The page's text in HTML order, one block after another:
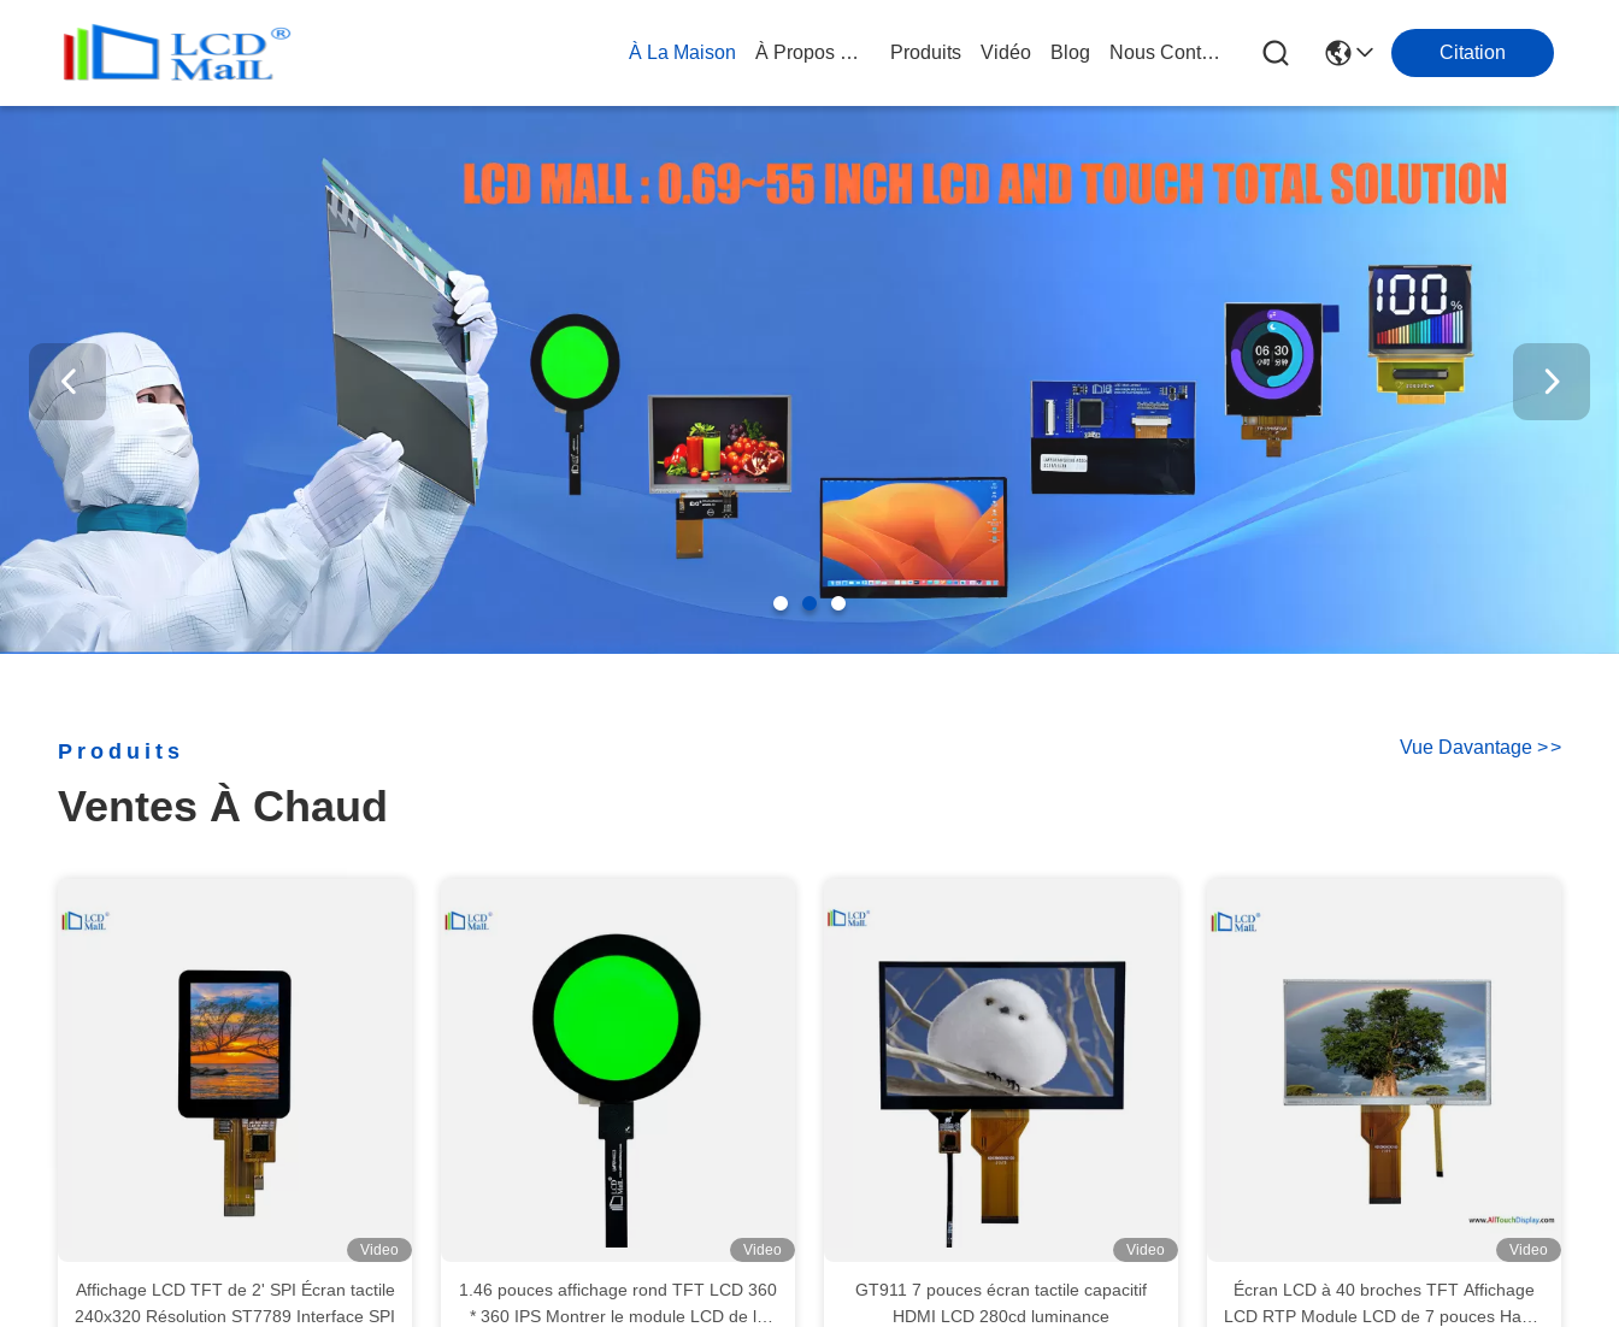
À La Maison À Propos De Nous Produits Vidéo Blog Nous Contacter Citation
Produits
Ventes À Chaud
Vue Davantage >>
Video
Affichage LCD TFT de 2' SPI Écran tactile
240x320 Résolution ST7789 Interface SPI
Video
1.46 pouces affichage rond TFT LCD 360
* 360 IPS Montrer le module LCD de la
Video
GT911 7 pouces écran tactile capacitif
HDMI LCD 280cd luminance
Video
Écran LCD à 40 broches TFT Affichage
LCD RTP Module LCD de 7 pouces Haute